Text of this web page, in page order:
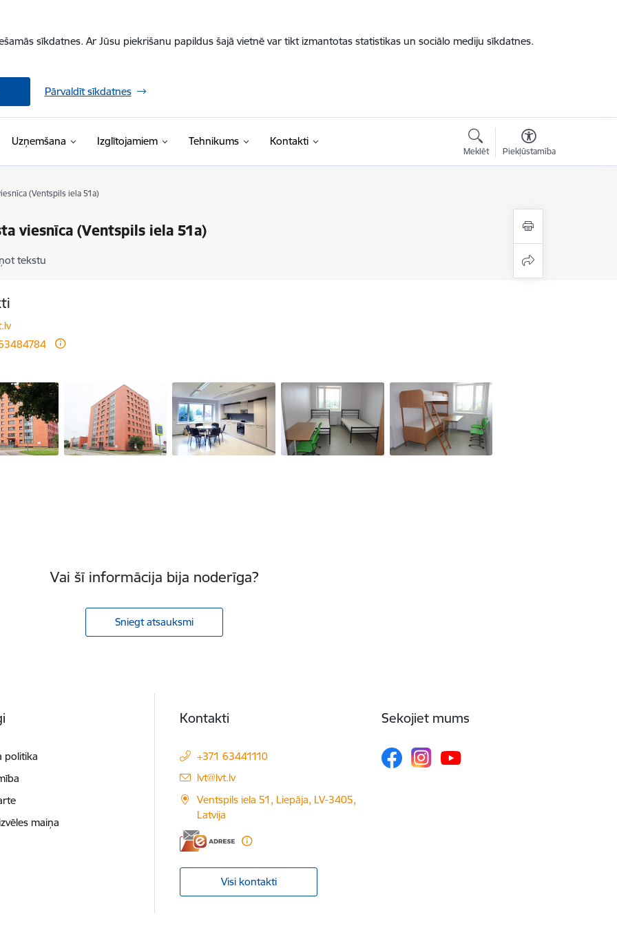
sīkdatnes. Ar Jūsu piekrišanu papildus šajā vietnē var tikt izmantotas statistikas un sociālo mediju sīkdatnes.
Pārvaldīt sīkdatnes
Uzņemšana Izglītojamiem Tehnikums Kontakti
Meklēt Piekļūstamība
(Ventspils iela 51a)
viesnīca (Ventspils iela 51a)
tekstu
Vai šī informācija bija noderīga?
Sniegt atsauksmi
politika
maiņa
Kontakti
+371 63441110
E-pasts:
lvt@lvt.lv
Ventspils iela 51, Liepāja, LV-3405,
Latvija
Visi kontakti
Sekojiet mums